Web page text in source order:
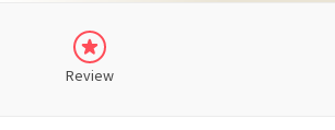
Review